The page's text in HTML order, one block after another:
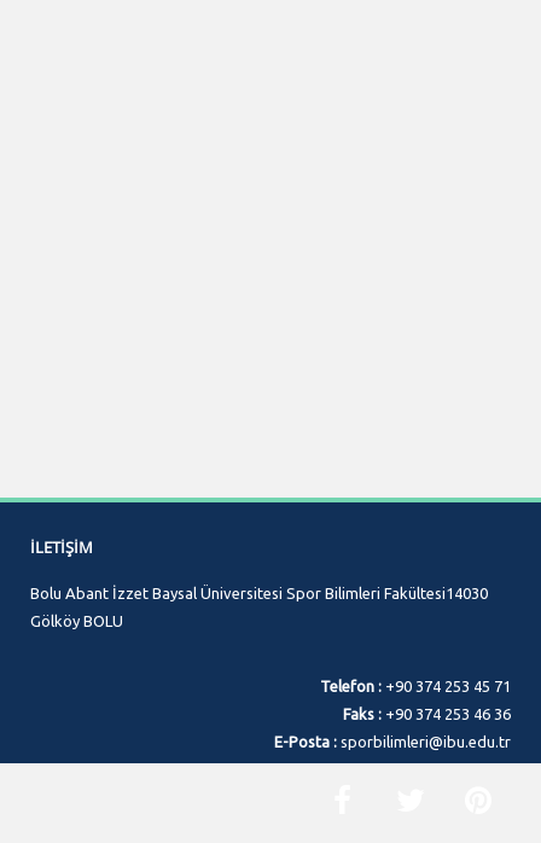
İLETIŞIM
Bolu Abant İzzet Baysal Üniversitesi Spor Bilimleri Fakültesi14030
Gölköy BOLU
Telefon : +90 374 253 45 71
Faks : +90 374 253 46 36
E-Posta : sporbilimleri@ibu.edu.tr